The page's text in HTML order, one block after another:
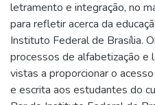
letramento e integração, no
para refletir acerca da
Instituto Federal de Brasília.
processos de alfabetização e
vistas a proporcionar o
e escrita aos estudantes do